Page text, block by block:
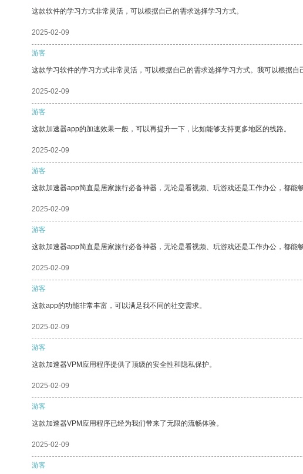
这款软件的学习方式非常灵活，可以根据自己的需求选择学习方式。
2025-02-09
游客
这款学习软件的学习方式非常灵活，可以根据自己的需求选择学习方式。我可以根据自
2025-02-09
游客
这款加速器app的加速效果一般，可以再提升一下，比如能够支持更多地区的线路。
2025-02-09
游客
这款加速器app简直是居家旅行必备神器，无论是看视频、玩游戏还是工作办公，都
2025-02-09
游客
这款加速器app简直是居家旅行必备神器，无论是看视频、玩游戏还是工作办公，都能
2025-02-09
游客
这款app的功能非常丰富，可以满足我不同的社交需求。
2025-02-09
游客
这款加速器VPM应用程序提供了顶级的安全性和隐私保护。
2025-02-09
游客
这款加速器VPM应用程序已经为我们带来了无限的流畅体验。
2025-02-09
游客